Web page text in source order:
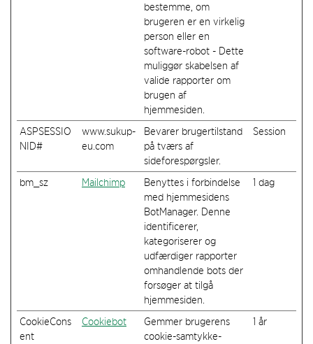
bestemme, om
brugeren er en virkelig
person eller en
software-robot - Dette
muliggør skabelsen af
valide rapporter om
brugen af
hjemmesiden.
ASPSESSIO
NID#
www.sukup-
eu.com
Bevarer brugertilstand
på tværs af
sideforespørgsler.
Session
bm_sz Mailchimp
Benyttes i forbindelse
med hjemmesidens
BotManager. Denne
identificerer,
kategoriserer og
udfærdiger rapporter
omhandlende bots der
forsøger at tilgå
hjemmesiden.
1 dag
CookieCons
ent
Cookiebot
Gemmer brugerens
cookie-samtykke-
1 år